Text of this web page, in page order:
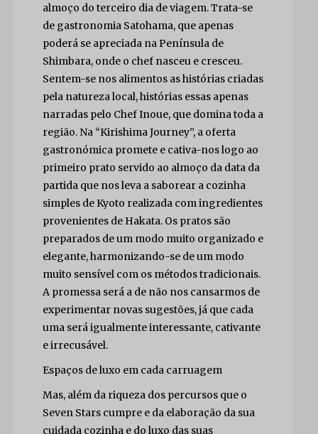
almoço do terceiro dia de viagem. Trata-se
de gastronomia Satohama, que apenas
poderá se apreciada na Península de
Shimbara, onde o chef nasceu e cresceu.
Sentem-se nos alimentos as histórias criadas
pela natureza local, histórias essas apenas
narradas pelo Chef Inoue, que domina toda a
região. Na “Kirishima Journey”, a oferta
gastronómica promete e cativa-nos logo ao
primeiro prato servido ao almoço da data da
partida que nos leva a saborear a cozinha
simples de Kyoto realizada com ingredientes
provenientes de Hakata. Os pratos são
preparados de um modo muito organizado e
elegante, harmonizando-se de um modo
muito sensível com os métodos tradicionais.
A promessa será a de não nos cansarmos de
experimentar novas sugestões, já que cada
uma será igualmente interessante, cativante
e irrecusável.
Espaços de luxo em cada carruagem
Mas, além da riqueza dos percursos que o
Seven Stars cumpre e da elaboração da sua
cuidada cozinha e do luxo das suas